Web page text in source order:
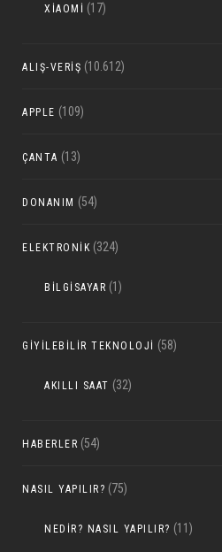
XIAOMI (17)
ALIŞ-VERIŞ (10.612)
APPLE (109)
ÇANTA (13)
DONANIM (54)
ELEKTRONIK (324)
BILGISAYAR (1)
GIYILEBILIR TEKNOLOJI (58)
AKILLI SAAT (32)
HABERLER (54)
NASIL YAPILIR? (75)
NEDIR? NASIL YAPILIR? (11)